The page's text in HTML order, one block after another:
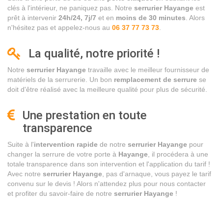
clés à l'intérieur, ne paniquez pas. Notre serrurier Hayange est
prêt à intervenir 24h/24, 7j/7 et en moins de 30 minutes . Alors
n'hésitez pas et appelez-nous au 06 37 77 73 73
La qualité, notre priorité !
Notre serrurier Hayange travaille avec le meilleur fournisseur de
matériels de la serrurerie. Un bon remplacement de serrure se
doit d'être réalisé avec la meilleure qualité pour plus de sécurité.
Une prestation en toute
transparence
Suite à l'intervention rapide de notre serrurier Hayange pour
changer la serrure de votre porte à Hayange , il procédera à une
totale transparence dans son intervention et l'application du tarif !
Avec notre serrurier Hayange , pas d'arnaque, vous payez le tarif
convenu sur le devis ! Alors n'attendez plus pour nous contacter
et profiter du savoir-faire de notre serrurier Hayange !